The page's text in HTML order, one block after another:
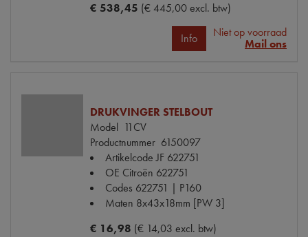
€ 538,45 (€ 445,00 excl. btw)
Info
Niet op voorraad
Mail ons
DRUKVINGER STELBOUT
Model 11CV
Productnummer 6150097
Artikelcode JF 622751
OE Citroën 622751
Codes 622751 | P160
Maten 8x43x18mm [PW 3]
€ 16,98 (€ 14,03 excl. btw)